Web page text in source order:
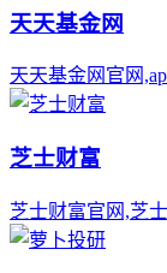
天天基金网
天天基金网官网
芝士财富
芝士财富官网,芝